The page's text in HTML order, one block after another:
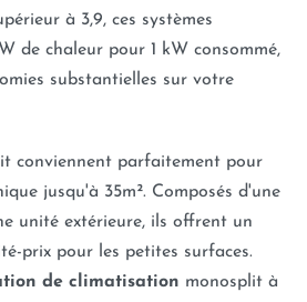
à 3,9, ces systèmes
de chaleur pour 1 kW consommé,
substantielles sur votre
conviennent parfaitement pour
jusqu'à 35m². Composés d'une
unité extérieure, ils offrent un
prix pour les petites surfaces.
de climatisation monosplit à